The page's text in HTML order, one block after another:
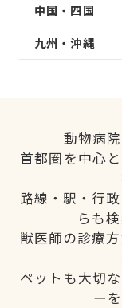
中国・四国
九州・沖縄
動物病
首都圏を中心
路線・駅・行
らも
獣医師の診療
ペットも大切
ー